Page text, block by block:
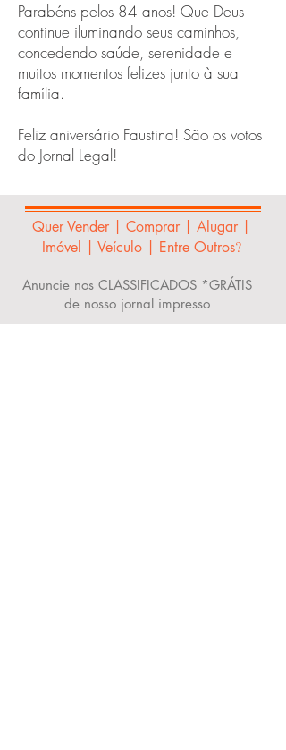
Parabéns pelos 84 anos! Que Deus
continue iluminando seus caminhos,
concedendo saúde, serenidade e
muitos momentos felizes junto à sua
família.
Feliz aniversário Faustina! São os votos
do Jornal Legal!
Quer Vender | Comprar | Alugar |
Imóvel | Veículo | Entre Outros?
Anuncie nos CLASSIFICADOS *GRÁTIS
de nosso jornal impresso